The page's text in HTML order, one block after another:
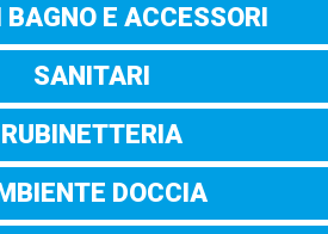
E ACCESSORI
SANITARI
RUBINETTERIA
DOCCIA